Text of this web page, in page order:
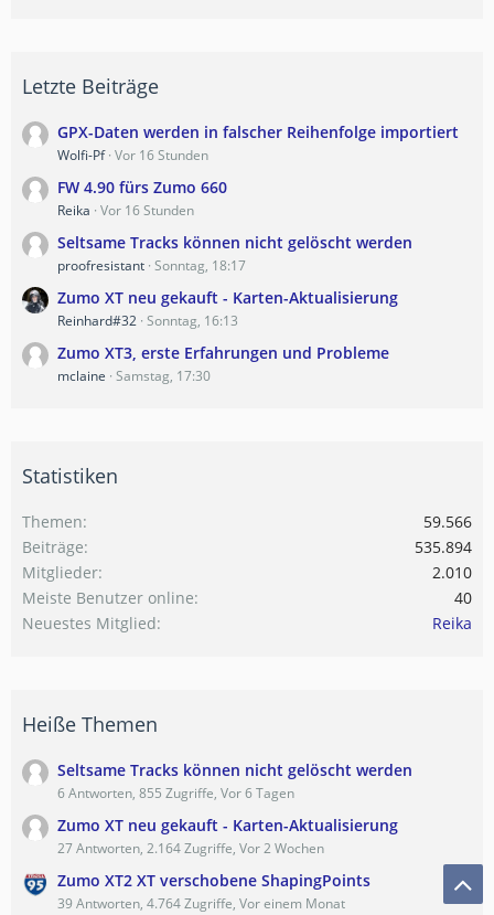
Letzte Beiträge
GPX-Daten werden in falscher Reihenfolge importiert
Wolfi-Pf Vor 16 Stunden
FW 4.90 fürs Zumo 660
Reika Vor 16 Stunden
Seltsame Tracks können nicht gelöscht werden
proofresistant Sonntag, 18:17
Zumo XT neu gekauft - Karten-Aktualisierung
Reinhard#32 Sonntag, 16:13
Zumo XT3, erste Erfahrungen und Probleme
mclaine Samstag, 17:30
Statistiken
Themen
59.566
Beiträge
535.894
Mitglieder
2.010
Meiste Benutzer online
40
Neuestes Mitglied
Reika
Heiße Themen
Seltsame Tracks können nicht gelöscht werden
6 Antworten, 855 Zugriffe, Vor 6 Tagen
Zumo XT neu gekauft - Karten-Aktualisierung
27 Antworten, 2.164 Zugriffe, Vor 2 Wochen
Zumo XT2 XT verschobene ShapingPoints
39 Antworten, 4.764 Zugriffe, Vor einem Monat